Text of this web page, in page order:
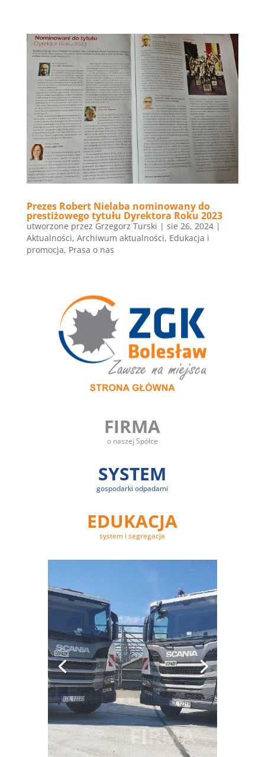
Prezes Robert Nielaba nominowany do
prestiżowego tytułu Dyrektora Roku 2023
utworzone przez Grzegorz Turski | sie 26, 2024|
Aktualności, Archiwum aktualności, Edukacja i
promocja, Prasa o nas
FIRMA
o naszej Spółce
SYSTEM
gospodarki odpadami
EDUKACJA
system i segregacja
SYSTEM